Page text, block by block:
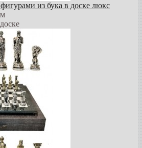
из бука в доске люкс